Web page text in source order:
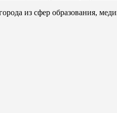
из сфер образования,